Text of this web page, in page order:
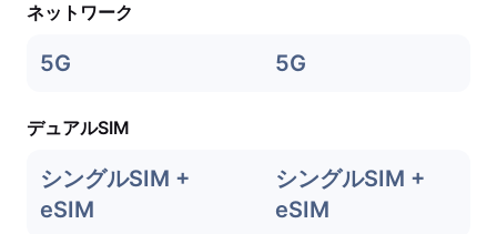
ネットワーク
5G 5G
デュアルSIM
シングルSIM +
eSIM
シングルSIM +
eSIM